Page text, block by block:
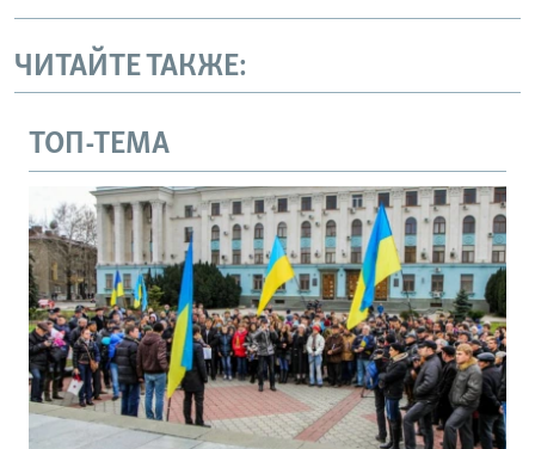
ЧИТАЙТЕ ТАКЖЕ:
ТОП-ТЕМА